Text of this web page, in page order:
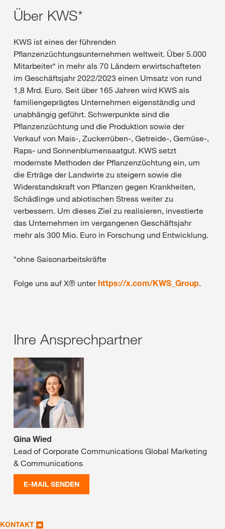
Über KWS*
KWS ist eines der führenden
Pflanzenzüchtungsunternehmen weltweit. Über 5.000
Mitarbeiter* in mehr als 70 Ländern erwirtschafteten
im Geschäftsjahr 2022/2023 einen Umsatz von rund
1,8 Mrd. Euro. Seit über 165 Jahren wird KWS als
familiengeprägtes Unternehmen eigenständig und
unabhängig geführt. Schwerpunkte sind die
Pflanzenzüchtung und die Produktion sowie der
Verkauf von Mais-, Zuckerrüben-, Getreide-, Gemüse-,
Raps- und Sonnenblumensaatgut. KWS setzt
modernste Methoden der Pflanzenzüchtung ein, um
die Erträge der Landwirte zu steigern sowie die
Widerstandskraft von Pflanzen gegen Krankheiten,
Schädlinge und abiotischen Stress weiter zu
verbessern. Um dieses Ziel zu realisieren, investierte
das Unternehmen im vergangenen Geschäftsjahr
mehr als 300 Mio. Euro in Forschung und Entwicklung.
*ohne Saisonarbeitskräfte
Folge uns auf X® unterhttps://x.com/KWS_Group.
Ihre Ansprechpartner
Gina Wied
Lead of Corporate Communications Global Marketing
& Communications
E-MAIL SENDEN
KONTAKT